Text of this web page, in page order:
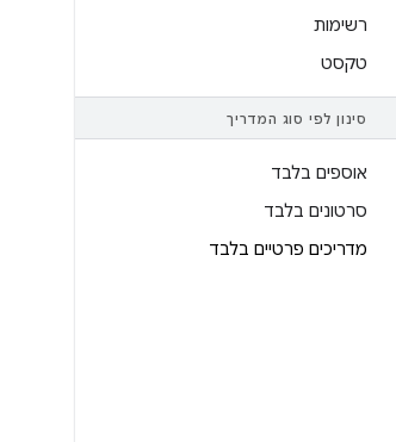
רשימות
טקסט
סינון לפי סוג המדריך
אוספים בלבד
סרטונים בלבד
מדריכים פרטיים בלבד